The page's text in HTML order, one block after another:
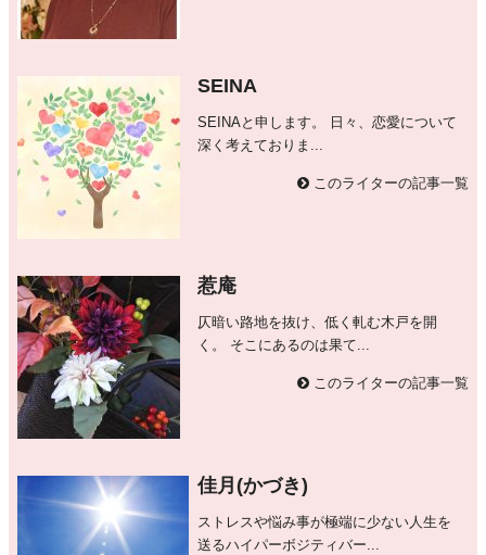
SEINA
SEINAと申します。 日々、恋愛について
深く考えておりま...
このライターの記事一覧
惹庵
仄暗い路地を抜け、低く軋む木戸を開
く。 そこにあるのは果て...
このライターの記事一覧
佳月(かづき)
ストレスや悩み事が極端に少ない人生を
送るハイパーボジティバー...